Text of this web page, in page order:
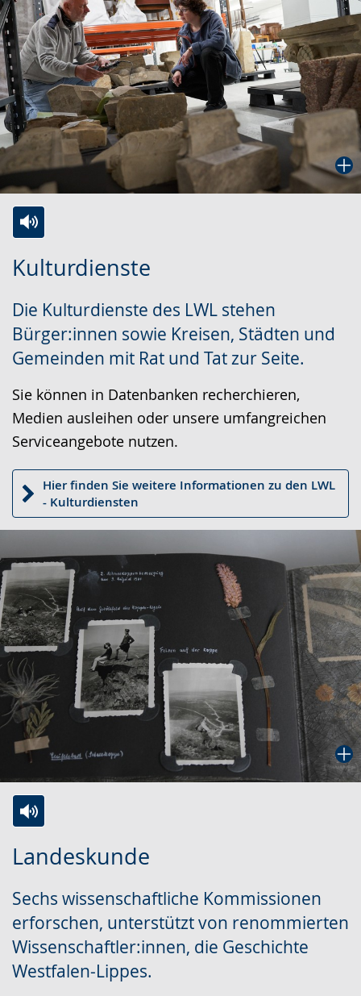
Kulturdienste
Die Kulturdienste des LWL stehen
Bürger:innen sowie Kreisen, Städten und
Gemeinden mit Rat und Tat zur Seite.
Sie können in Datenbanken recherchieren,
Medien ausleihen oder unsere umfangreichen
Serviceangebote nutzen.
Hier finden Sie weitere Informationen zu den LWL
- Kulturdiensten
Leichten
wechseln.
Audio-
Video
Deutscher
Gebärdensprache
wird
angezeigt.
Landeskunde
Sechs wissenschaftliche Kommissionen
erforschen, unterstützt von renommierten
Wissenschaftler:innen, die Geschichte
Westfalen-Lippes.
Leichten
wechseln.
Audio-
Video
Deutscher
Gebärdensprache
wird
angezeigt.